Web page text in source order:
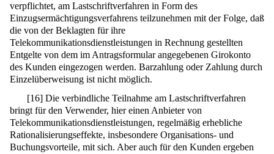
verpflichtet, am Lastschriftverfahren in Form des
Einzugsermächtigungsverfahrens teilzunehmen mit der Folge, daß
die von der Beklagten für ihre
Telekommunikationsdienstleistungen in Rechnung gestellten
Entgelte von dem im Antragsformular angegebenen Girokonto
des Kunden eingezogen werden. Barzahlung oder Zahlung durch
Einzelüberweisung ist nicht möglich.
[16] Die verbindliche Teilnahme am Lastschriftverfahren
bringt für den Verwender, hier einen Anbieter von
Telekommunikationsdienstleistungen, regelmäßig erhebliche
Rationalisierungseffekte, insbesondere Organisations- und
Buchungsvorteile, mit sich. Aber auch für den Kunden ergeben